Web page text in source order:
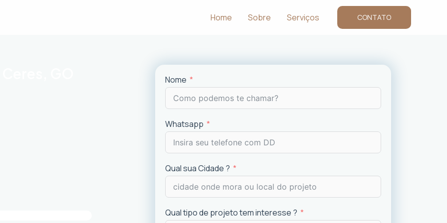
Home Sobre Serviços CONTATO
Nome
Whatsapp
Qual sua Cidade ?
Qual tipo de projeto tem interesse ?